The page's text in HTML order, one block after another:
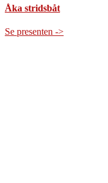
Åka stridsbåt
Se presenten ->